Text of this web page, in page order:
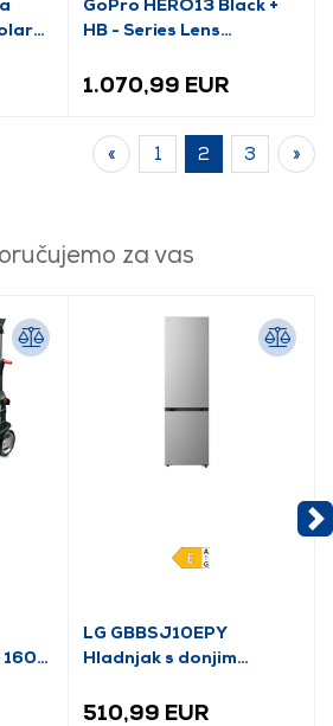
GoPro HERO13 Black +
HB - Series Lens
kamera (CHDRB-132-
1.070,99 EUR
« 1 2 3 »
za vas
LG GBBSJ10EPY
Hladnjak s donjim
510,99 EUR